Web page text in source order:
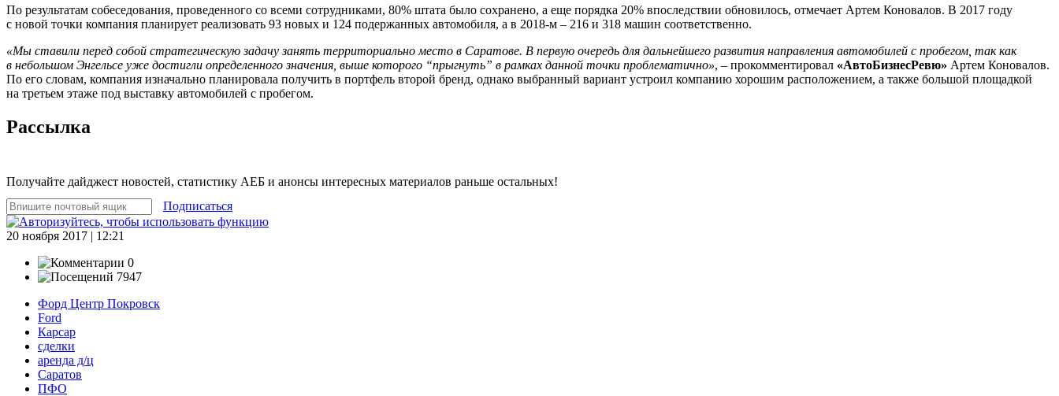
По результатам собеседования, проведенного со всеми сотрудниками, 80% штата было сохранено, а еще порядка 20% впоследствии обновилось, отмечает Артем Коновалов. В 2017 году
с новой точки компания планирует реализовать 93 новых и 124 подержанных автомобиля, а в 2018-м – 216 и 318 машин соответственно.
«Мы ставили перед собой стратегическую задачу занять территориально место в Саратове. В первую очередь для дальнейшего развития направления автомобилей с пробегом, так как
в небольшом Энгельсе уже достигли определенного значения, выше которого “прыгнуть” в рамках данной точки проблематично», – прокомментировал «АвтоБизнесРевю» Артем Коновалов.
По его словам, компания изначально планировала получить в портфель второй бренд, однако выбранный вариант устроил компанию хорошим расположением, а также большой площадкой
на третьем этаже под выставку автомобилей с пробегом.
Рассылка
Получайте дайджест новостей, статистику АЕБ и анонсы интересных материалов раньше остальных!
Подписаться
20 ноября 2017 | 12:21
0
7947
Форд Центр Покровск
Ford
Карсар
сделки
аренда д/ц
Саратов
ПФО